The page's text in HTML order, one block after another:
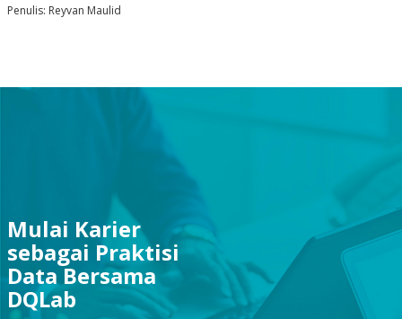
Penulis: Reyvan Maulid
Mulai Karier
sebagai Praktisi
Data Bersama
DQLab